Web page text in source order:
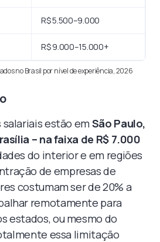
R$ 5.500–9.000
R$ 9.000–15.000+
no Brasil por nível de experiência, 2026
salariais estão emSão Paulo,
– na faixa de R$ 7.000
do interior e em regiões
de empresas de
costumam ser de 20% a
remotamente para
estados, ou mesmo do
essa limitação